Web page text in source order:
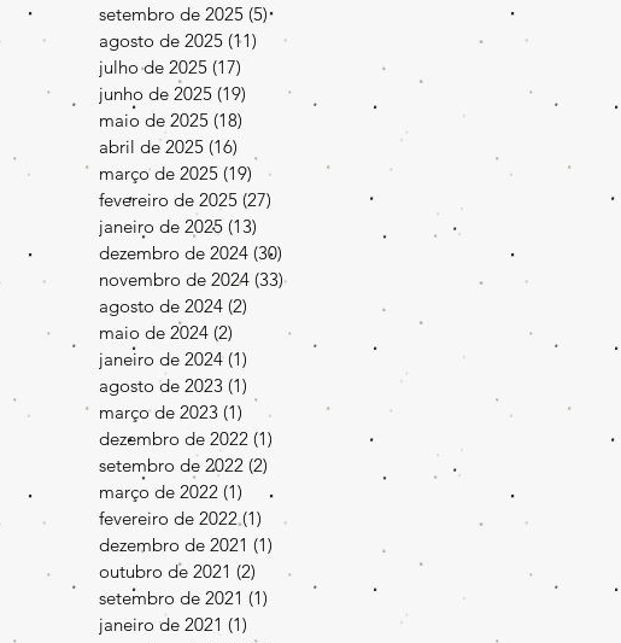
setembro de 2025 (5)5 posts
agosto de 2025 (11) 11 posts
julho de 2025 (17)
junho de 2025 (19) 19 posts
maio de 2025 (18)
abril de 2025 (16)
março de 2025 (19) 19 posts
fevereiro de 2025 (27)
janeiro de 2025 (13)
dezembro de 2024 (30)
novembro de 2024 (33)33 posts
agosto de 2024 (2)
maio de 2024 (2) 2 posts
janeiro de 2024 (1)
agosto de 2023 (1)
março de 2023 (1) 1 post
dezembro de 2022 (1)
setembro de 2022 (2)
março de 2022 (1) 1 post
fevereiro de 2022 (1) 1 post
dezembro de 2021 (1)
outubro de 2021 (2) 2 posts
setembro de 2021 (1)
janeiro de 2021 (1)